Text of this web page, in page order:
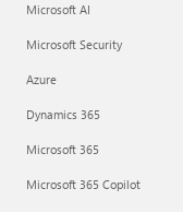
Microsoft AI
Microsoft Security
Azure
Dynamics 365
Microsoft 365
Microsoft 365 Copilot